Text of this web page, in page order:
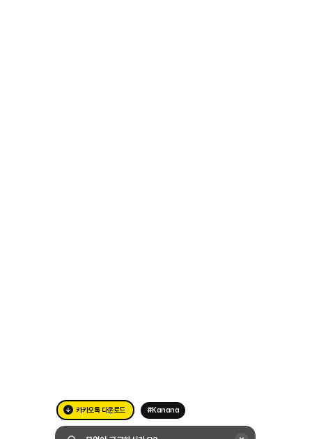
카카오톡 다운로드 #Kanana